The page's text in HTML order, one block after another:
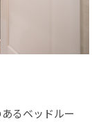
るベッドルー